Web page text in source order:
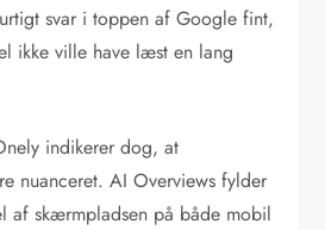
svar i toppen af Google fint,
ikke ville have læst en lang
indikerer dog, at
nuanceret. AI Overviews fylder
af skærmpladsen på både mobil